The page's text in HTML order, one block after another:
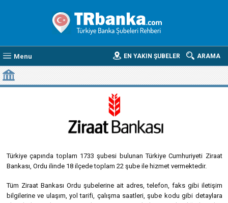
Menu ARAMA
EN YAKIN ŞUBELER
TÜRKIYE CUMHURIYETI ZIRAAT BANKASI ORDU BANKA ŞUBELERI
Türkiye çapında toplam 1733 şubesi bulunan Türkiye Cumhuriyeti Ziraat
Bankası, Ordu ilinde 18 ilçede toplam 22 şube ile hizmet vermektedir.
Tüm Ziraat Bankası Ordu şubelerine ait adres, telefon, faks gibi iletişim
bilgilerine ve ulaşım, yol tarifi, çalışma saatleri, şube kodu gibi detaylara